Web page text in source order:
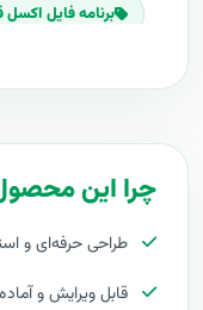
برنامه فایل اکسل
چرا این
طراحی حرفه‌ای و
قابل ویرایش و